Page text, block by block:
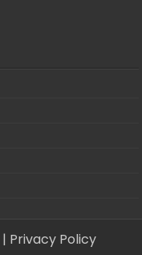
| Privacy Policy